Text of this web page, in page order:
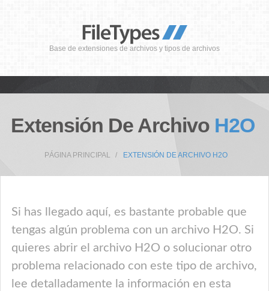
Base de extensiones de archivos y tipos de archivos
Extensión De Archivo H2O
PÁGINA PRINCIPAL EXTENSIÓN DE ARCHIVO H2O
Si has llegado aquí, es bastante probable que
tengas algún problema con un archivo H2O. Si
quieres abrir el archivo H2O o solucionar otro
problema relacionado con este tipo de archivo,
lee detalladamente la información en esta